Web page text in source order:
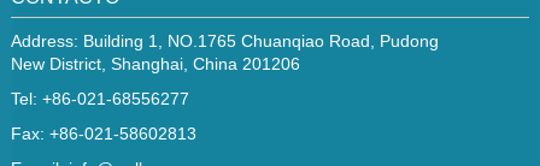
Address: Building 1, NO.1765 Chuanqiao Road, Pudong
New District, Shanghai, China 201206
Tel: +86-021-68556277
Fax: +86-021-58602813